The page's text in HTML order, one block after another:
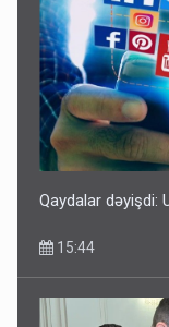
Qaydalar dəyişdi:
15:44